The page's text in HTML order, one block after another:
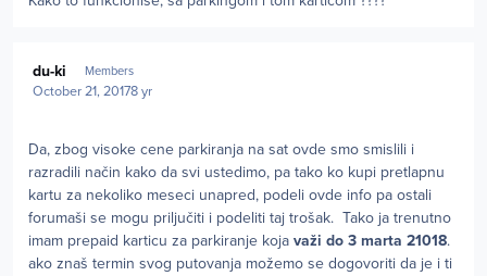
du-ki Members
October 21, 20178 yr
Da, zbog visoke cene parkiranja na sat ovde smo smislili i
razradili način kako da svi ustedimo, pa tako ko kupi pretlapnu
kartu za nekoliko meseci unapred, podeli ovde info pa ostali
forumaši se mogu priljučiti i podeliti taj trošak. Tako ja trenutno
imam prepaid karticu za parkiranje koja važi do 3 marta 21018.
ako znaš termin svog putovanja možemo se dogovoriti da je i ti